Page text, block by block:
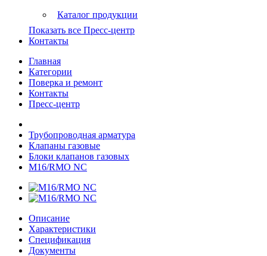
Каталог продукции
Показать все Пресс-центр
Контакты
Главная
Категории
Поверка и ремонт
Контакты
Пресс-центр
Трубопроводная арматура
Клапаны газовые
Блоки клапанов газовых
M16/RMO NС
Описание
Характеристики
Спецификация
Документы